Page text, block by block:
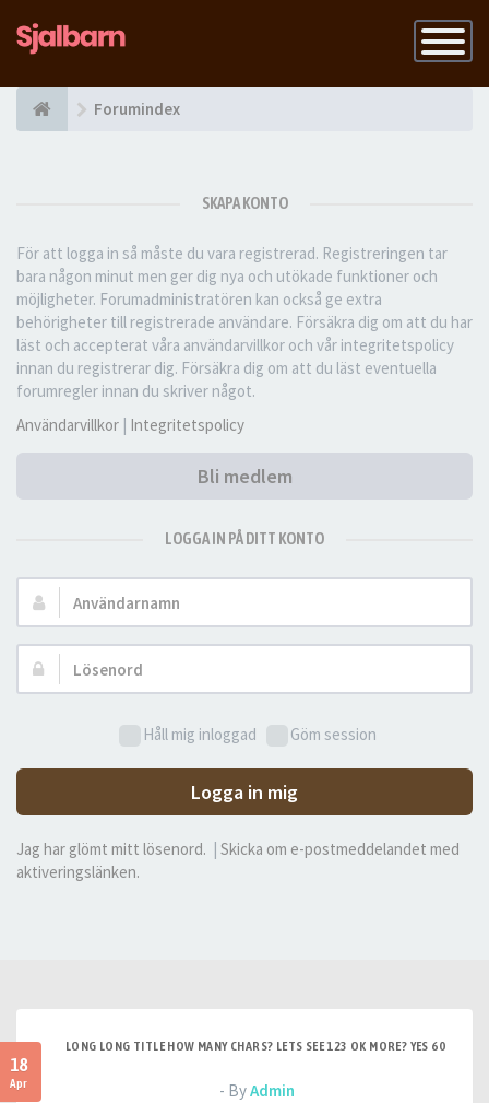
Slå
på
Forumindex
SKAPA KONTO
För att logga in så måste du vara registrerad. Registreringen tar
bara någon minut men ger dig nya och utökade funktioner och
möjligheter. Forumadministratören kan också ge extra
behörigheter till registrerade användare. Försäkra dig om att du har
läst och accepterat våra användarvillkor och vår integritetspolicy
innan du registrerar dig. Försäkra dig om att du läst eventuella
forumregler innan du skriver något.
Användarvillkor | Integritetspolicy
Bli medlem
LOGGA IN PÅ DITT KONTO
Användarnamn:
Lösenord:
Håll mig inloggad Göm session
Logga in mig
Jag har glömt mitt lösenord.
Skicka om e-postmeddelandet med
aktiveringslänken.
18
Apr
LONG LONG TITLE HOW MANY CHARS? LETS SEE 123 OK MORE? YES 60
- ByAdmin